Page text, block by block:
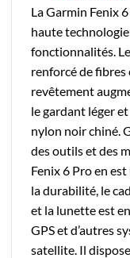
La Garmin Fenix
haute
fonctionnalités.
renforcé de fibres
revêtement
le gardant léger
nylon noir chiné.
des outils et des
Fenix 6 Pro en
la durabilité, le
et la lunette est
GPS et d’autres
satellite. Il